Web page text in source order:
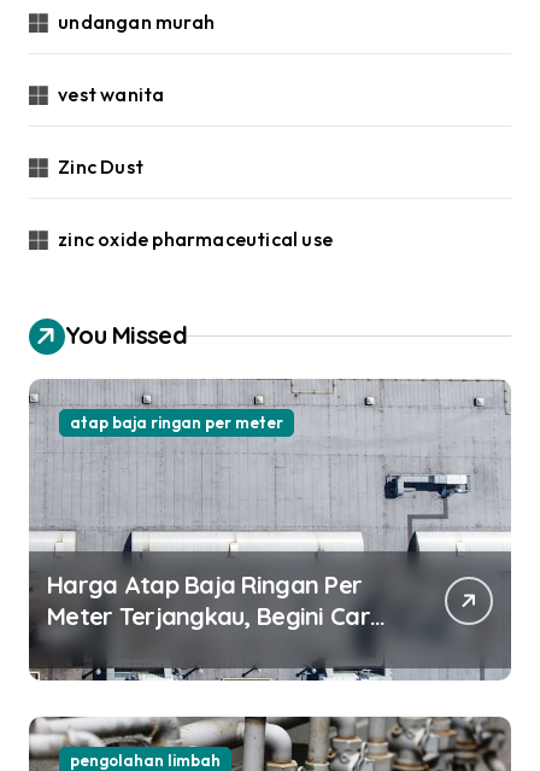
undangan murah
vest wanita
Zinc Dust
zinc oxide pharmaceutical use
You Missed
atap baja ringan per meter
Harga Atap Baja Ringan Per
Meter Terjangkau, Begini Cara
Pilihnya!
pengolahan limbah